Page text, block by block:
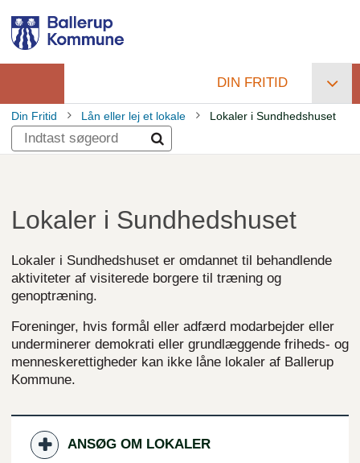
hovedindhold
Primær
navigation
DIN FRITID
Brødkrumme
Din Fritid Lån eller lej et lokale Lokaler i Sundhedshuset
Lokaler i Sundhedshuset
Lokaler i Sundhedshuset er omdannet til behandlende
aktiviteter af visiterede borgere til træning og
genoptræning.
Foreninger, hvis formål eller adfærd modarbejder eller
underminerer demokrati eller grundlæggende friheds- og
menneskerettigheder kan ikke låne lokaler af Ballerup
Kommune.
ANSØG OM LOKALER